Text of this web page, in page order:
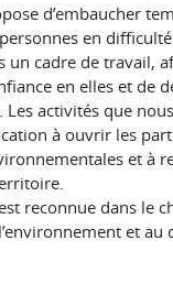
d’embaucher
en
un cadre de travail,
en elles et de
Les activités que
à ouvrir les
et à
reconnue dans le
et